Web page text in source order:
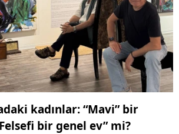
kadınlar: “Mavi” bir
bir genel ev” mi?